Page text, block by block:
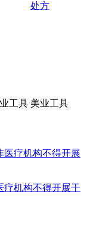
处方
工具 美业工具
疗机构不得开展干